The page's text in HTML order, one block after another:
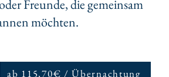
Freunde, die gemeinsam
möchten.
ab 115,70€ / Übernachtung